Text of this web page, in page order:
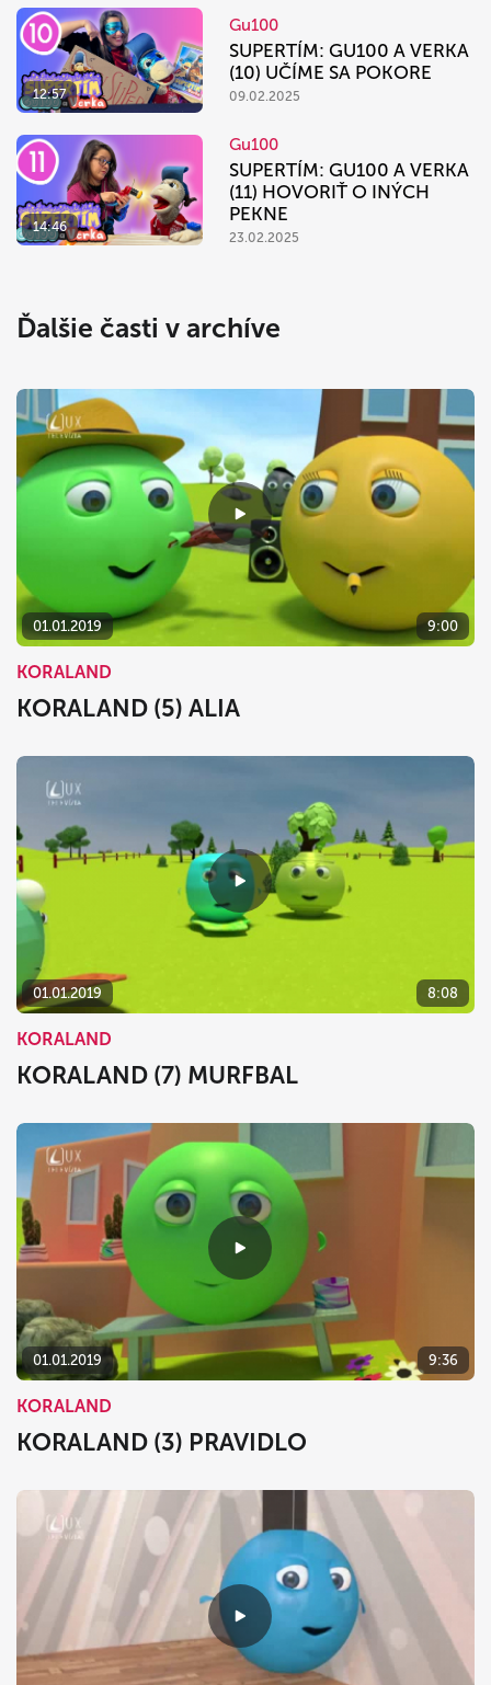
12:57
Gu100
SUPERTÍM: GU100 A VERKA
(10) UČÍME SA POKORE
09.02.2025
14:46
Gu100
SUPERTÍM: GU100 A VERKA
(11) HOVORIŤ O INÝCH
PEKNE
23.02.2025
Ďalšie časti v archíve
01.01.2019 9:00
KORALAND
KORALAND (5) ALIA
01.01.2019 8:08
KORALAND
KORALAND (7) MURFBAL
01.01.2019 9:36
KORALAND
KORALAND (3) PRAVIDLO